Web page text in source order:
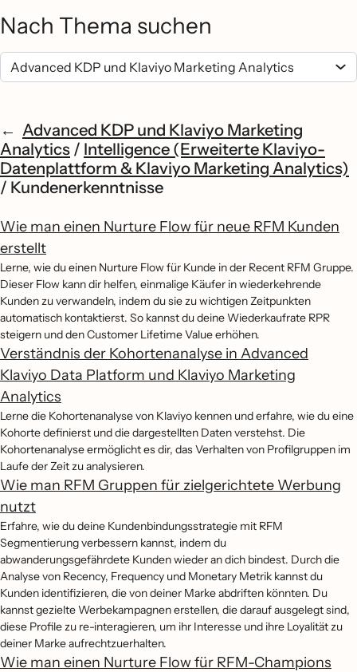
Nach Thema suchen
Advanced KDP und Klaviyo Marketing
Analytics / Intelligence (Erweiterte Klaviyo-
Datenplattform & Klaviyo Marketing Analytics)
/ Kundenerkenntnisse
Wie man einen Nurture Flow für neue RFM Kunden
erstellt
Lerne, wie du einen Nurture Flow für Kunde in der Recent RFM Gruppe.
Dieser Flow kann dir helfen, einmalige Käufer in wiederkehrende
Kunden zu verwandeln, indem du sie zu wichtigen Zeitpunkten
automatisch kontaktierst. So kannst du deine Wiederkaufrate RPR
steigern und den Customer Lifetime Value erhöhen.
Verständnis der Kohortenanalyse in Advanced
Klaviyo Data Platform und Klaviyo Marketing
Analytics
Lerne die Kohortenanalyse von Klaviyo kennen und erfahre, wie du eine
Kohorte definierst und die dargestellten Daten verstehst. Die
Kohortenanalyse ermöglicht es dir, das Verhalten von Profilgruppen im
Laufe der Zeit zu analysieren.
Wie man RFM Gruppen für zielgerichtete Werbung
nutzt
Erfahre, wie du deine Kundenbindungsstrategie mit RFM
Segmentierung verbessern kannst, indem du
abwanderungsgefährdete Kunden wieder an dich bindest. Durch die
Analyse von Recency, Frequency und Monetary Metrik kannst du
Kunden identifizieren, die von deiner Marke abdriften könnten. Du
kannst gezielte Werbekampagnen erstellen, die darauf ausgelegt sind,
diese Profile zu re-interagieren, um ihr Interesse und ihre Loyalität zu
deiner Marke aufrechtzuerhalten.
Wie man einen Nurture Flow für RFM-Champions